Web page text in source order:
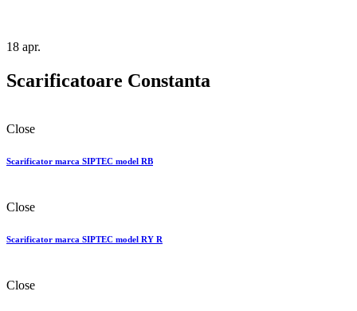
18 apr.
Scarificatoare Constanta
Close
Scarificator marca SIPTEC model RB
Close
Scarificator marca SIPTEC model RY R
Close